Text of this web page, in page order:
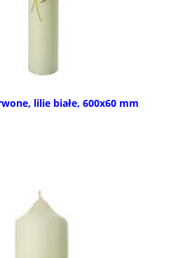
lilie białe, 600x60 mm